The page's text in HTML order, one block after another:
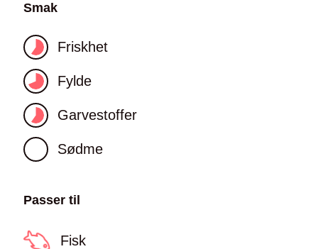
Smak
Friskhet
Fylde
Garvestoffer
Sødme
Passer til
Fisk